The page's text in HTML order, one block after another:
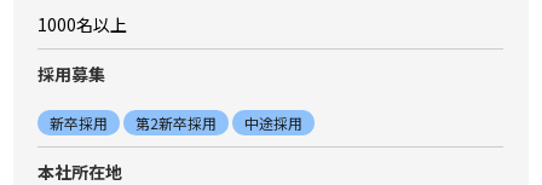
1000名以上
採⽤募集
新卒採用 第2新卒採用 中途採用
本社所在地